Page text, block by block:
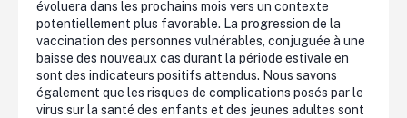
évoluera dans les prochains mois vers un contexte
potentiellement plus favorable. La progression de la
vaccination des personnes vulnérables, conjuguée à une
baisse des nouveaux cas durant la période estivale en
sont des indicateurs positifs attendus. Nous savons
également que les risques de complications posés par le
virus sur la santé des enfants et des jeunes adultes sont